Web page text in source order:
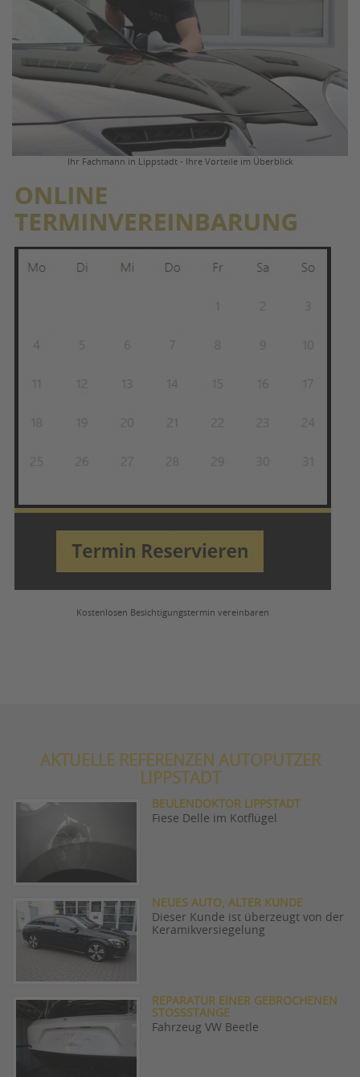
Ihr Fachmann in Lippstadt - Ihre Vorteile im Überblick
Kostenlosen Besichtigungstermin vereinbaren
AKTUELLE REFERENZEN AUTOPUTZER
LIPPSTADT
BEULENDOKTOR LIPPSTADT
Fiese Delle im Kotflügel
NEUES AUTO, ALTER KUNDE
Dieser Kunde ist überzeugt von der
Keramikversiegelung
REPARATUR EINER GEBROCHENEN
STOSSSTANGE
Fahrzeug VW Beetle